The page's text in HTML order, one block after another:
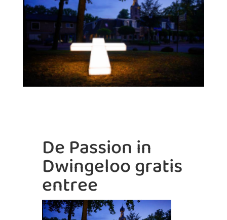
De Passion in
Dwingeloo gratis
entree